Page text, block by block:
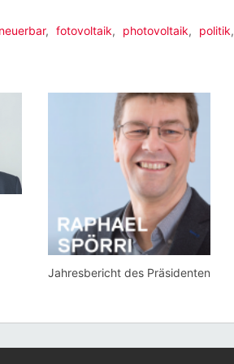
, fotovoltaik, photovoltaik, politik,
Jahresbericht des Präsidenten